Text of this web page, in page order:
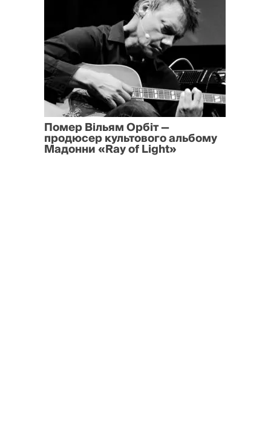
Помер Вільям Орбіт —
продюсер культового альбому
Мадонни «Ray of Light»